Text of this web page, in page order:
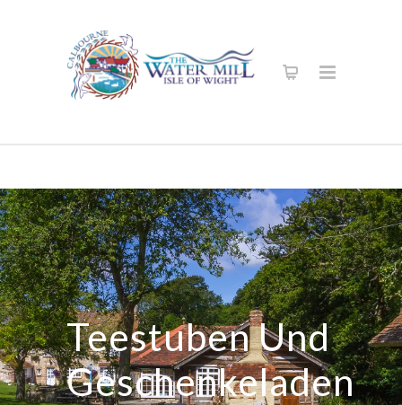
Teestuben Und
Geschenkeladen